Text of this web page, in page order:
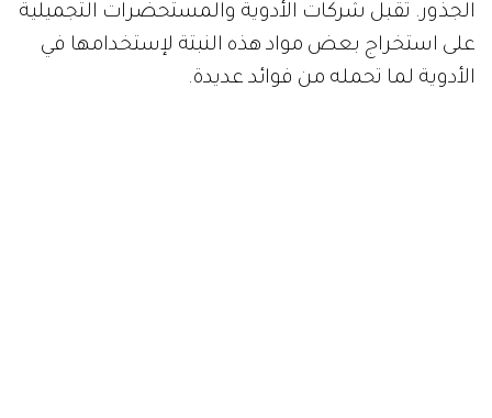
الجذور. تقبل شركات الأدوية والمستحضرات التجميلية
على استخراج بعض مواد هذه النبتة لإستخدامها في
الأدوية لما تحمله من فوائد عديدة.